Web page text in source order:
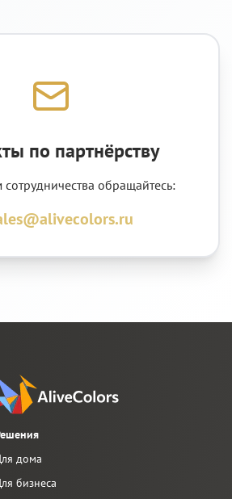
по партнёрству
обращайтесь:
дома
бизнеса